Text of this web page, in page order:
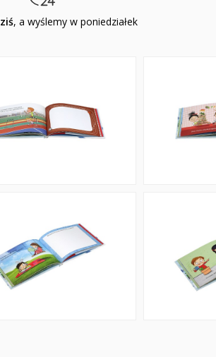
, a wyślemy w poniedziałek